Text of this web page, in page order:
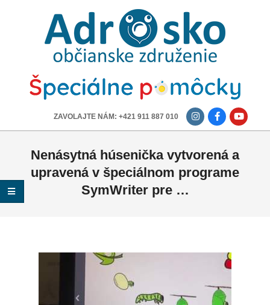
ADROSKO
OBČIANSKE
ZDRUŽENIE
ZAVOLAJTE NÁM: +421 911 887 010
Nenásytná húsenička vytvorená a
upravená v špeciálnom programe
SymWriter pre …